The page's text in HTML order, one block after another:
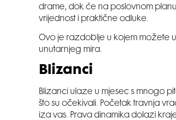
drame, dok će na poslovnom
vrijednost i praktične odluke.
Ovo je razdoblje u kojem možete
unutarnjeg mira.
Blizanci
Blizanci ulaze u mjesec s mnogo
što su očekivali. Početak travnja
iza vas. Prava dinamika dolazi